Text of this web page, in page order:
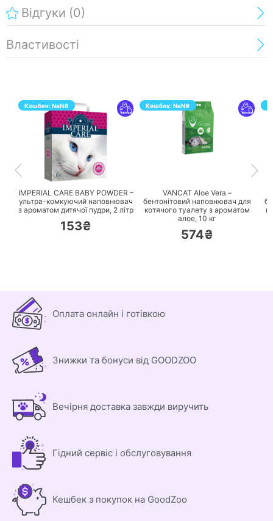
Відгуки (0)
Властивості
Кешбек:NaN₴
ПЕРЕЙТИ
IMPERIAL CARE BABY POWDER –
ультра-комкуючий наповнювач
з ароматом дитячої пудри, 2 літр
153₴
Кешбек:NaN₴
VANCAT Aloe Vera –
бентонітовий наповнювач для
котячого туалету з ароматом
алое, 10 кг
574₴
Оплата онлайн і готівкою
Знижки та бонуси від GOODZOO
Вечірня доставка завжди виручить
Гідний сервіс і обслуговування
Кешбек з покупок на GoodZoo